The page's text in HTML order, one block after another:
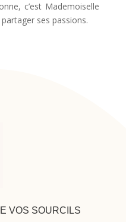
c’est Mademoiselle
ses passions.
VOS SOURCILS